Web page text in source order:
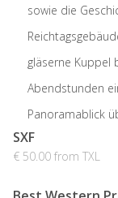
sowie die
gläserne Kuppel
Abendstunden
Panoramablick
SXF
€ 50.00 from TXL